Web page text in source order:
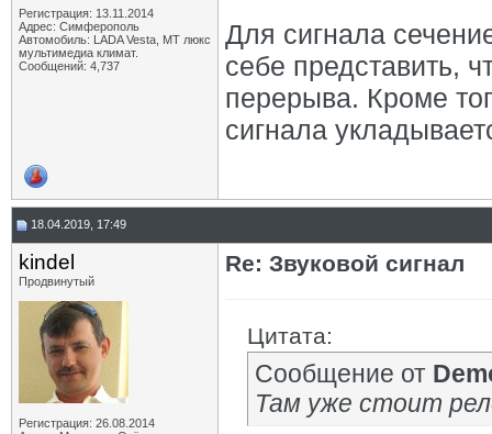
Регистрация: 13.11.2014
Адрес: Симферополь
Автомобиль: LADA Vesta, МТ люкс
мультимедиа климат.
Сообщений: 4,737
Для сигнала
себе представить,
перерыва. Кроме
сигнала
18.04.2019, 17:49
kindel
Продвинутый
Регистрация: 26.08.2014
Re: Звуковой сигнал
Цитата:
Сообщение от
Там уже стоит